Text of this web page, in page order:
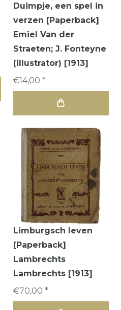
Duimpje, een spel in
verzen [Paperback]
Emiel Van der
Straeten; J. Fonteyne
(illustrator) [1913]
€14,00 *
Limburgsch leven
[Paperback]
Lambrechts
Lambrechts [1913]
€70,00 *